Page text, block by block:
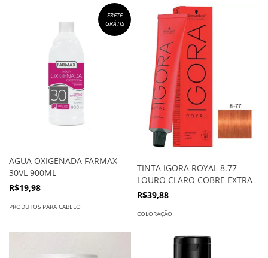
FRETE
GRÁTIS
AGUA OXIGENADA FARMAX
30VL 900ML
R$19,98
PRODUTOS PARA CABELO
TINTA IGORA ROYAL 8.77
LOURO CLARO COBRE EXTRA
R$39,88
COLORAÇÃO